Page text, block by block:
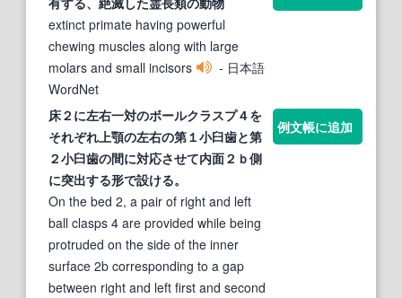
extinct primate having powerful
chewing muscles along with large
molars and small incisors
- 日本語
WordNet
床２に左右一対のボールクラスプ４を
それぞれ上顎の左右の第１小臼歯と第
２小臼歯の間に対応させて内面２ｂ側
に突出する形で設ける。
On the bed 2, a pair of right and left
ball clasps 4 are provided while being
protruded on the side of the inner
surface 2b corresponding to a gap
between right and left first and second
例文帳に追加